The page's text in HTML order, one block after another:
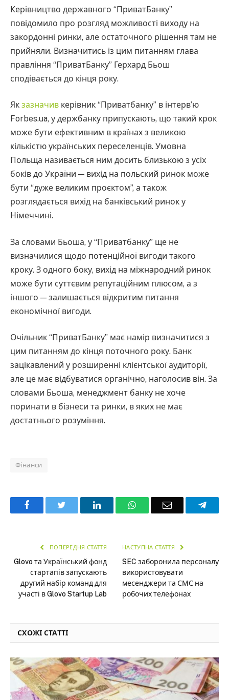
Керівництво державного “ПриватБанку”
повідомило про розгляд можливості виходу на
закордонні ринки, але остаточного рішення там не
прийняли. Визначитись із цим питанням глава
правління “ПриватБанку” Герхард Бьош
сподівається до кінця року.
Як зазначив керівник “Приватбанку” в інтерв’ю
Forbes.ua, у держбанку припускають, що такий крок
може бути ефективним в країнах з великою
кількістю українських переселенців. Умовна
Польща називається ним досить близькою з усіх
боків до України — вихід на польский ринок може
бути “дуже великим проєктом”, а також
розглядається вихід на банківський ринок у
Німеччині.
За словами Бьоша, у “Приватбанку” ще не
визначилися щодо потенційної вигоди такого
кроку. З одного боку, вихід на міжнародний ринок
може бути суттєвим репутаційним плюсом, а з
іншого — залишається відкритим питання
економічної вигоди.
Очільник “ПриватБанку” має намір визначитися з
цим питанням до кінця поточного року. Банк
зацікавлений у розширенні клієнтської аудиторії,
але це має відбуватися органічно, наголосив він. За
словами Бьоша, менеджмент банку не хоче
поринати в бізнеси та ринки, в яких не має
достатнього розуміння.
Фінанси
Facebook LinkedInWhatsAppEmail
ПОПЕРЕДНЯ СТАТТЯ
Glovo та Український фонд
стартапів запускають
другий набір команд для
участі в Glovo Startup Lab
НАСТУПНА СТАТТЯ
SEC заборонила персоналу
використовувати
месенджери та СМС на
робочих телефонах
СХОЖІ СТАТТІ